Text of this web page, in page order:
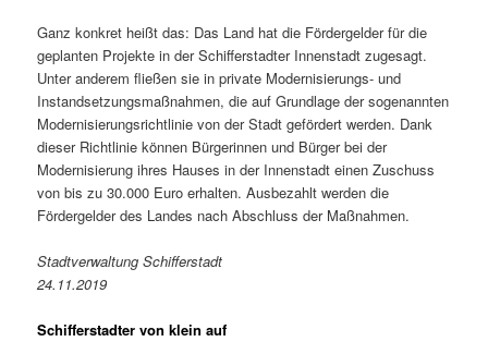
Ganz konkret heißt das: Das Land hat die Fördergelder für die
geplanten Projekte in der Schifferstadter Innenstadt zugesagt.
Unter anderem fließen sie in private Modernisierungs- und
Instandsetzungsmaßnahmen, die auf Grundlage der sogenannten
Modernisierungsrichtlinie von der Stadt gefördert werden. Dank
dieser Richtlinie können Bürgerinnen und Bürger bei der
Modernisierung ihres Hauses in der Innenstadt einen Zuschuss
von bis zu 30.000 Euro erhalten. Ausbezahlt werden die
Fördergelder des Landes nach Abschluss der Maßnahmen.
Stadtverwaltung Schifferstadt
24.11.2019
Schifferstadter von klein auf